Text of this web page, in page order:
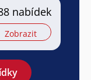
nabídek
Zobrazit